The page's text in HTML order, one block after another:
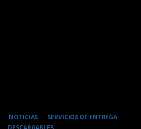
NOTICIAS
SERVICIOS DE ENTREGA